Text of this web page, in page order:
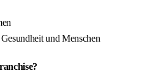
und Menschen